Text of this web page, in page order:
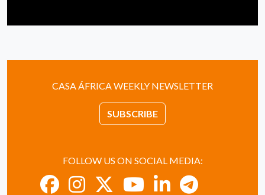
CASA ÁFRICA WEEKLY NEWSLETTER
SUBSCRIBE
FOLLOW US ON SOCIAL MEDIA: